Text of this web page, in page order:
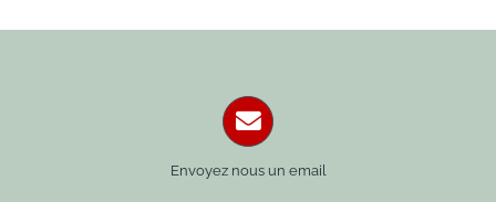
Envoyez nous un email